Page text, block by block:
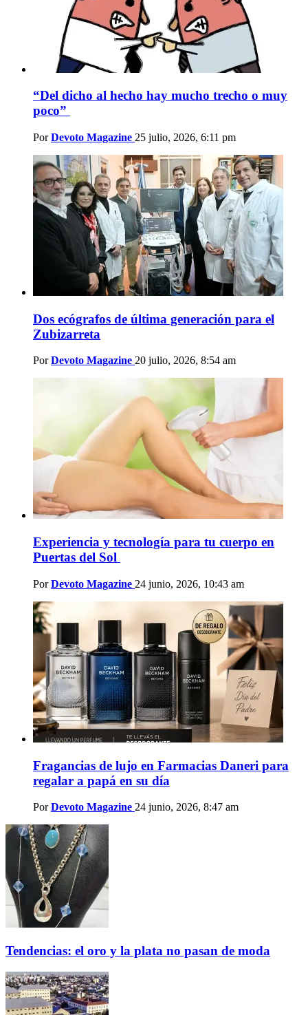
“Del dicho al hecho hay mucho trecho o muy
poco”
Por Devoto Magazine 25 julio, 2026, 6:11 pm
Dos ecógrafos de última generación para el
Zubizarreta
Por Devoto Magazine 20 julio, 2026, 8:54 am
Experiencia y tecnología para tu cuerpo en
Puertas del Sol
Por Devoto Magazine 24 junio, 2026, 10:43 am
Fragancias de lujo en Farmacias Daneri para
regalar a papá en su día
Por Devoto Magazine 24 junio, 2026, 8:47 am
Tendencias: el oro y la plata no pasan de moda